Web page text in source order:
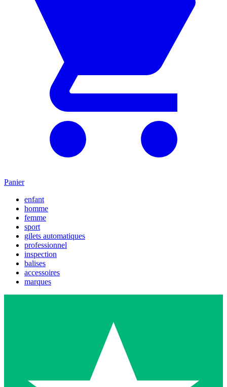
Panier
enfant
homme
femme
sport
gilets automatiques
professionnel
inspection
balises
accessoires
marques